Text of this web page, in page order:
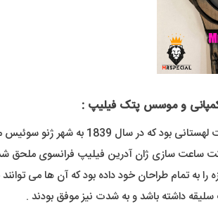
کمپانی و موسس پتک فیلیپ :
را به تمام طراحان خود داده بود که آن ها می
داشته باشد و به شدت نیز موفق بودند .